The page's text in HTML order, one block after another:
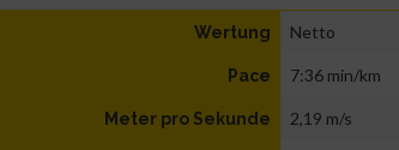
Wertung Netto
Pace 7:36 min/km
Meter pro Sekunde 2,19 m/s